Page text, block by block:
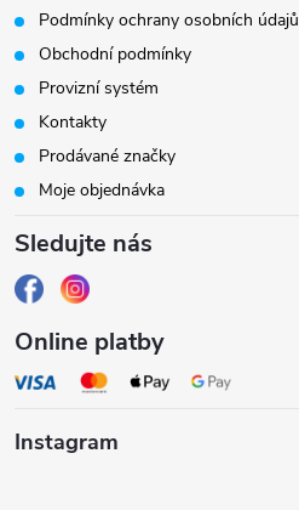
Podmínky ochrany osobních údajů
Obchodní podmínky
Provizní systém
Kontakty
Prodávané značky
Moje objednávka
Sledujte nás
Online platby
Instagram